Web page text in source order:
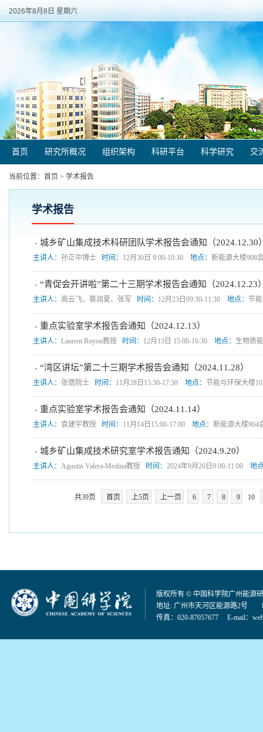
2026年8月8日 星期六
首页 研究所概况 组织架构 科研平台 科学研究 交
当前位置： 首页 > 学术报告
学术报告
城乡矿山集成技术科研团队学术报告会通知（2024.12.30
主讲人： 孙正中博士 时间： 12月30日 9:00-10:30 地点： 新能源大楼908
“青促会开讲啦”第二十三期学术报告会通知（2024.12.23
主讲人： 高云飞、蔡润夏、张军 时间： 12月23日09:30-11:30 地点： 节
重点实验室学术报告会通知（2024.12.13）
主讲人： Laurent Royon教授 时间： 12月13日 15:00-16:30 地点： 生物质
“湾区讲坛”第二十三期学术报告会通知（2024.11.28）
主讲人： 张偲院士 时间： 11月28日15:30-17:30 地点： 节能与环保大楼
重点实验室学术报告会通知（2024.11.14）
主讲人： 袁建宇教授 时间： 11月14日15:00-17:00 地点： 新能源大楼904
城乡矿山集成技术研究室学术报告通知（2024.9.20）
主讲人： Agustin Valera-Medina教授 时间： 2024年9月20日9:00-11:00 地
共39页 首页 上5页 上一页 6 7 8 9 10
版权所有 © 中国科学院广州能源
地址: 广州市天河区能源路2号
传真：020-87057677 E-mail：